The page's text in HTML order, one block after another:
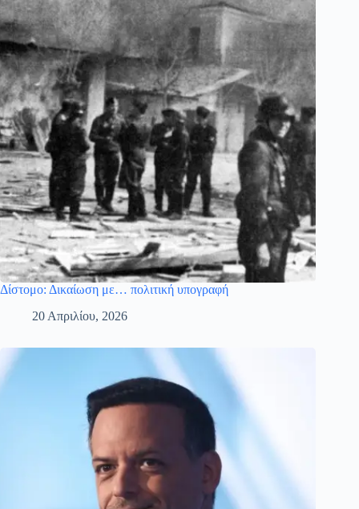
Δίστομο: Δικαίωση με… πολιτική υπογραφή
20 Απριλίου, 2026